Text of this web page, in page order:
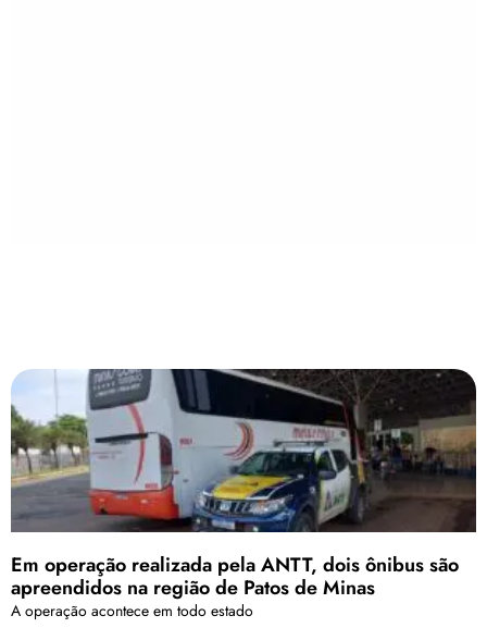
Em operação realizada pela ANTT, dois ônibus são
apreendidos na região de Patos de Minas
A operação acontece em todo estado